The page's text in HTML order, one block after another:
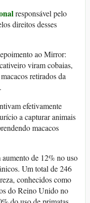
responsável pelo
direitos desses
ao Mirror:
viram cobaias,
retirados da
efetivamente
a capturar animais
macacos
de 12% no uso
Um total de 246
conhecidos como
do Reino Unido no